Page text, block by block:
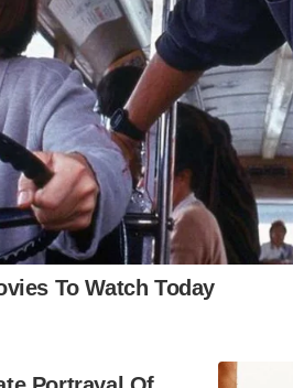
y
Share
a
“วันวิชิต” ชี้ระบบเลือก สว. เปิ
ล็อบบี้ทุกกลุ่ม ส่วนปมฮั้วต้องมี
ฐานเส้นเงิน ล็อกโหวต กำหนดผ
ข้อสันนิษฐาน สร้างกระแส แต่
Impact ทางกฎหมาย